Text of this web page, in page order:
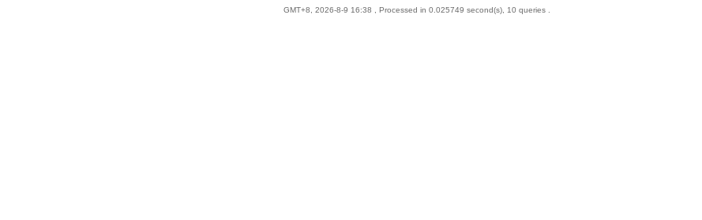
GMT+8, 2026-8-9 16:38 , Processed in 0.025749 second(s), 10 queries .